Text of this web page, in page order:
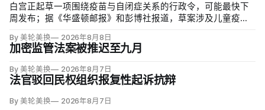
白宫正起草一项围绕疫苗与自闭症关系的行政令，可能最快下
周发布；据《华盛顿邮报》和彭博社报道，草案涉及儿童疫苗
项覆盖全球数百万儿童的高质量研究均未发现儿童疫苗导致自
闭症，相关说法源自一项后来撤稿的欺诈性研究，作者也被吊
销执照。
By 美轮美换 2026年8月8日
加密监管法案被推迟至九月
By 美轮美换 2026年8月7日
法官驳回民权组织报复性起诉抗辩
By 美轮美换 2026年8月7日